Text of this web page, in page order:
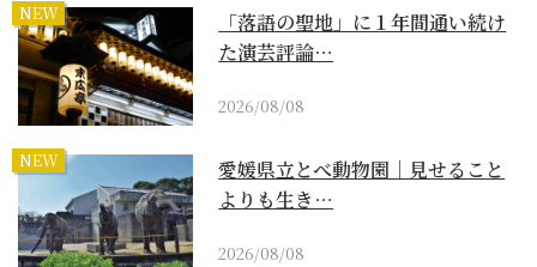
NEW
「落語の聖地」に１年間通い続け
た演芸評論…
2026/08/08
NEW
愛媛県立とべ動物園｜見せること
よりも生き…
2026/08/08